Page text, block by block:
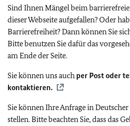
Sind Ihnen Mängel beim
dieser Webseite aufgefallen? Oder
Barrierefreiheit? Dann können Sie
Bitte benutzen Sie dafür das
am Ende der Seite.
Sie können uns auch per Post oder
kontaktieren.
Sie können Ihre Anfrage in
stellen. Bitte beachten Sie, dass das